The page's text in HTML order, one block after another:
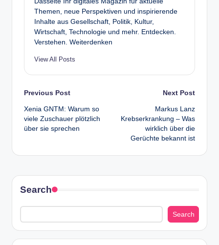
Themen, neue Perspektiven und inspirierende
Inhalte aus Gesellschaft, Politik, Kultur,
Wirtschaft, Technologie und mehr. Entdecken.
Verstehen. Weiterdenken
View All Posts
Post
navigation
Previous Post
Xenia GNTM: Warum so
viele Zuschauer plötzlich
über sie sprechen
Next Post
Markus Lanz
Krebserkrankung – Was
wirklich über die
Gerüchte bekannt ist
Search
Search